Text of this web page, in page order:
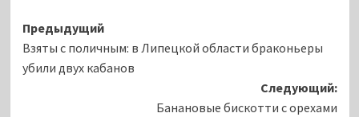
Навигация
записи
Предыдущий
Взяты с поличным: в Липецкой области браконьеры
убили двух кабанов
Следующий:
Банановые бискотти с орехами